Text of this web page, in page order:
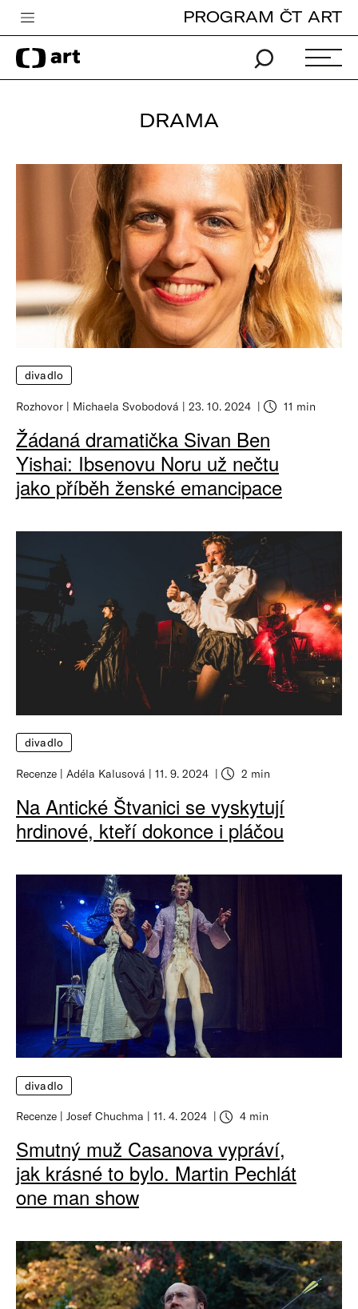
Česká televize
Zpravodajství
TV program
PROGRAM ČT ART
DRAMA
divadlo
Rozhovor Michaela Svobodová 23. 10. 2024 11 min
Žádaná dramatička Sivan Ben
Yishai: Ibsenovu Noru už nečtu
jako příběh ženské emancipace
divadlo
Recenze Adéla Kalusová 11. 9. 2024 2 min
Na Antické Štvanici se vyskytují
hrdinové, kteří dokonce i pláčou
divadlo
Recenze Josef Chuchma 11. 4. 2024 4 min
Smutný muž Casanova vypráví,
jak krásné to bylo. Martin Pechlát
one man show